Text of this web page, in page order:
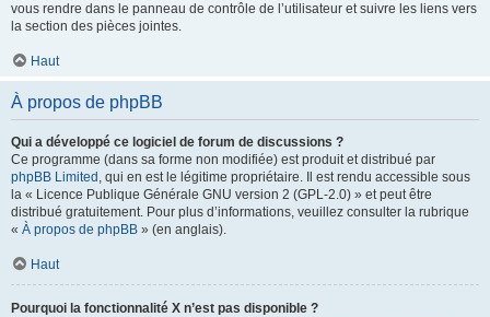
vous rendre dans le panneau de contrôle de l’utilisateur et suivre les liens vers
la section des pièces jointes.
Haut
À propos de phpBB
Qui a développé ce logiciel de forum de discussions ?
Ce programme (dans sa forme non modifiée) est produit et distribué par
phpBB Limited , qui en est le légitime propriétaire. Il est rendu accessible sous
la « Licence Publique Générale GNU version 2 (GPL-2.0) » et peut être
distribué gratuitement. Pour plus d’informations, veuillez consulter la rubrique
« À propos de phpBB » (en anglais).
Haut
Pourquoi la fonctionnalité X n’est pas disponible ?